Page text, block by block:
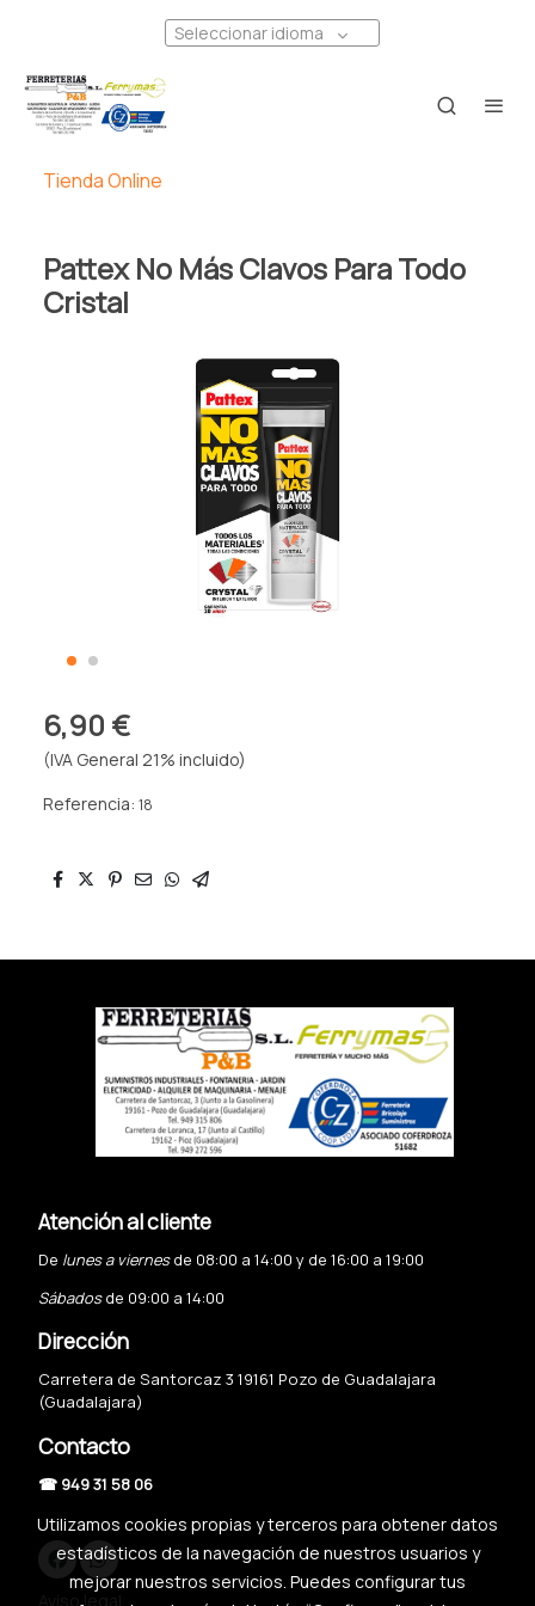
Seleccionar idioma
Tienda Online
Pattex No Más Clavos Para Todo
Cristal
6,90 €
(IVA General 21% incluido)
Referencia: 18
Atención al cliente
De lunes a viernesde 08:00 a 14:00 y de 16:00 a 19:00
Sábadosde 09:00 a 14:00
Dirección
Carretera de Santorcaz 3 19161 Pozo de Guadalajara
(Guadalajara)
Contacto
☎ 949 31 58 06
Aviso legal
Utilizamos cookies propias y terceros para obtener datos
estadísticos de la navegación de nuestros usuarios y
mejorar nuestros servicios. Puedes configurar tus